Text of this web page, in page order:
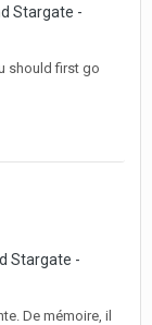
Stargate -
should first go
Stargate -
De mémoire, il